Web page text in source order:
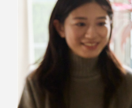
一般的に、カカオ